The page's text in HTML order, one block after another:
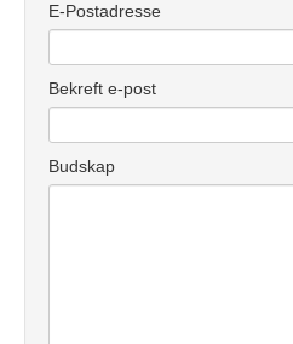
E-Postadresse
Bekreft e-post
Budskap